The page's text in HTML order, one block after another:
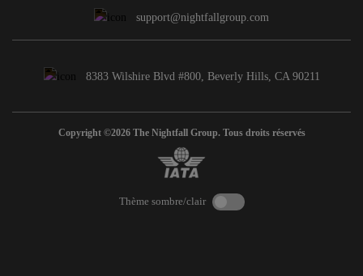
support@nightfallgroup.com
8383 Wilshire Blvd #800, Beverly Hills, CA 90211
Copyright ©2026 The Nightfall Group. Tous droits réservés
Thème sombre/clair